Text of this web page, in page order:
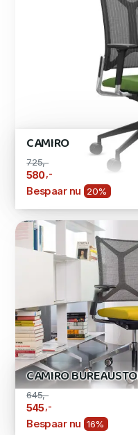
CAMIRO
725,-
580,-
Bespaar nu 20%
CAMIRO
645,-
545,-
Bespaar nu 16%